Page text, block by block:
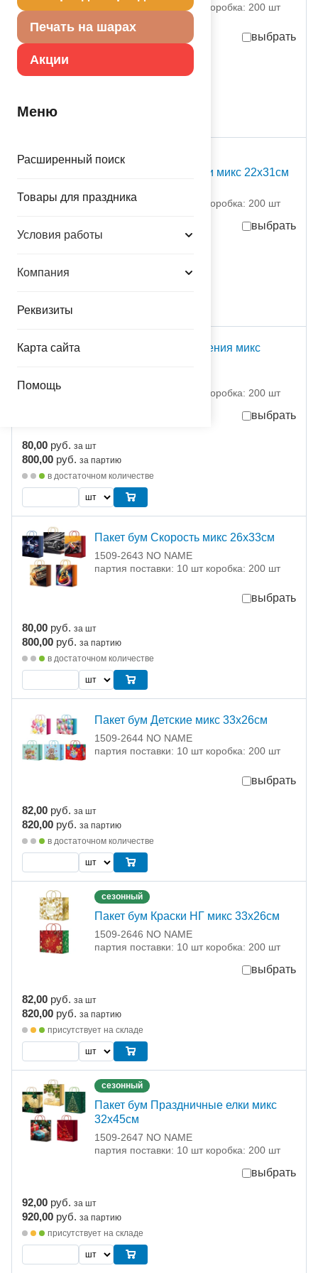
Печать на шарах
Акции
Меню
Расширенный поиск
Товары для праздника
Условия работы
Компания
Реквизиты
Карта сайта
Помощь
партия поставки: 10 шт коробка: 200 шт
выбрать
41,00руб.
Пакет бум НГ Подарки микс 22х31см
партия поставки: 10 шт коробка: 200 шт
выбрать
590,00руб.
Пакет бум День Рождения микс
партия поставки: 10 шт коробка: 200 шт
выбрать
80,00 руб. за шт
800,00 руб. за партию
в достаточном количестве
Пакет бум Скорость микс 26х33см
1509-2643 NO NAME
партия поставки: 10 шт коробка: 200 шт
выбрать
80,00 руб. за шт
800,00 руб. за партию
в достаточном количестве
Пакет бум Детские микс 33х26см
1509-2644 NO NAME
партия поставки: 10 шт коробка: 200 шт
выбрать
82,00 руб. за шт
820,00 руб. за партию
в достаточном количестве
сезонный
Пакет бум Краски НГ микс 33х26см
1509-2646 NO NAME
партия поставки: 10 шт коробка: 200 шт
выбрать
82,00 руб. за шт
820,00 руб. за партию
присутствует на складе
сезонный
Пакет бум Праздничные елки микс
32х45см
1509-2647 NO NAME
партия поставки: 10 шт коробка: 200 шт
выбрать
92,00 руб. за шт
920,00 руб. за партию
присутствует на складе